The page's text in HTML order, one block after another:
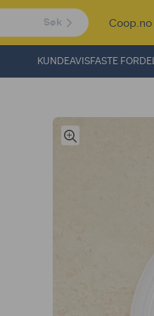
Søk Coop.no
KUNDEAVISFASTE